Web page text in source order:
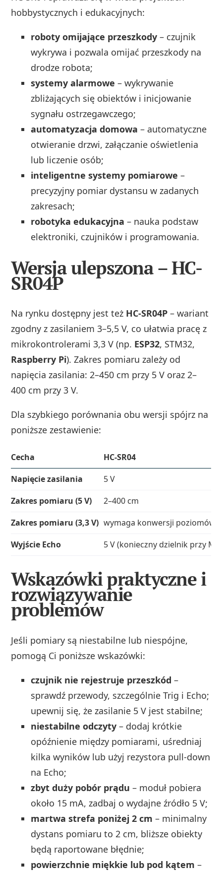
hobbystycznych i edukacyjnych:
roboty omijające przeszkody – czujnik
wykrywa i pozwala omijać przeszkody na
drodze robota;
systemy alarmowe – wykrywanie
zbliżających się obiektów i inicjowanie
sygnału ostrzegawczego;
automatyzacja domowa – automatyczne
otwieranie drzwi, załączanie oświetlenia
lub liczenie osób;
inteligentne systemy pomiarowe –
precyzyjny pomiar dystansu w zadanych
zakresach;
robotyka edukacyjna – nauka podstaw
elektroniki, czujników i programowania.
Wersja ulepszona – HC-
SR04P
Na rynku dostępny jest też HC-SR04P – wariant
zgodny z zasilaniem 3–5,5 V, co ułatwia pracę z
mikrokontrolerami 3,3 V (np. ESP32, STM32,
Raspberry Pi). Zakres pomiaru zależy od
napięcia zasilania: 2–450 cm przy 5 V oraz 2–
400 cm przy 3 V.
Dla szybkiego porównania obu wersji spójrz na
poniższe zestawienie:
Cecha
HC-SR04
Napięcie zasilania
5 V
Zakres pomiaru (5 V)
2–400 cm
Zakres pomiaru (3,3 V) wymaga konwersji poziomów,
Wyjście Echo
5 V (konieczny dzielnik przy
Wskazówki praktyczne i
rozwiązywanie
problemów
Jeśli pomiary są niestabilne lub niespójne,
pomogą Ci poniższe wskazówki:
czujnik nie rejestruje przeszkód –
sprawdź przewody, szczególnie Trig i Echo;
upewnij się, że zasilanie 5 V jest stabilne;
niestabilne odczyty – dodaj krótkie
opóźnienie między pomiarami, uśredniaj
kilka wyników lub użyj rezystora pull-down
na Echo;
zbyt duży pobór prądu – moduł pobiera
około 15 mA, zadbaj o wydajne źródło 5 V;
martwa strefa poniżej 2 cm – minimalny
dystans pomiaru to 2 cm, bliższe obiekty
będą raportowane błędnie;
powierzchnie miękkie lub pod kątem –